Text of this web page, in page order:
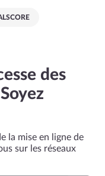
des
la mise en ligne de
sur les réseaux